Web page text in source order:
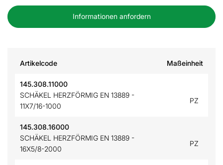
Informationen anfordern
Artikelcode Maßeinheit
145.308.11000
SCHÄKEL HERZFÖRMIG EN 13889 -
11X7/16-1000
PZ
145.308.16000
SCHÄKEL HERZFÖRMIG EN 13889 -
16X5/8-2000
PZ